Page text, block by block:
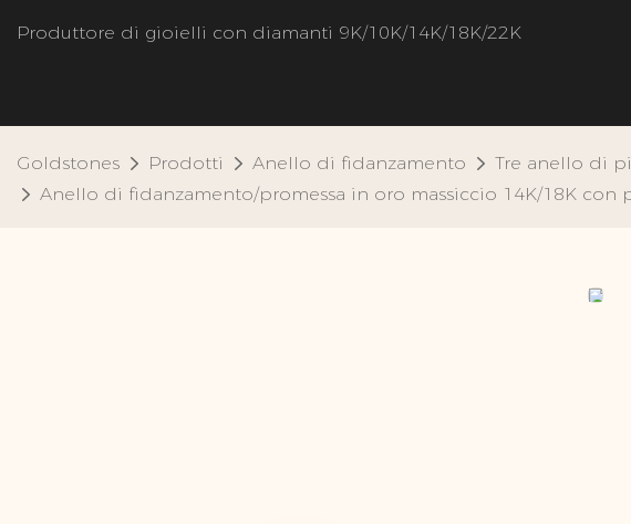
Produttore di gioielli con diamanti 9K/10K/14K/18K/22K
Goldstones Prodotti Anello di fidanzamento Tre anello di
Anello di fidanzamento/promessa in oro massiccio 14K/18K